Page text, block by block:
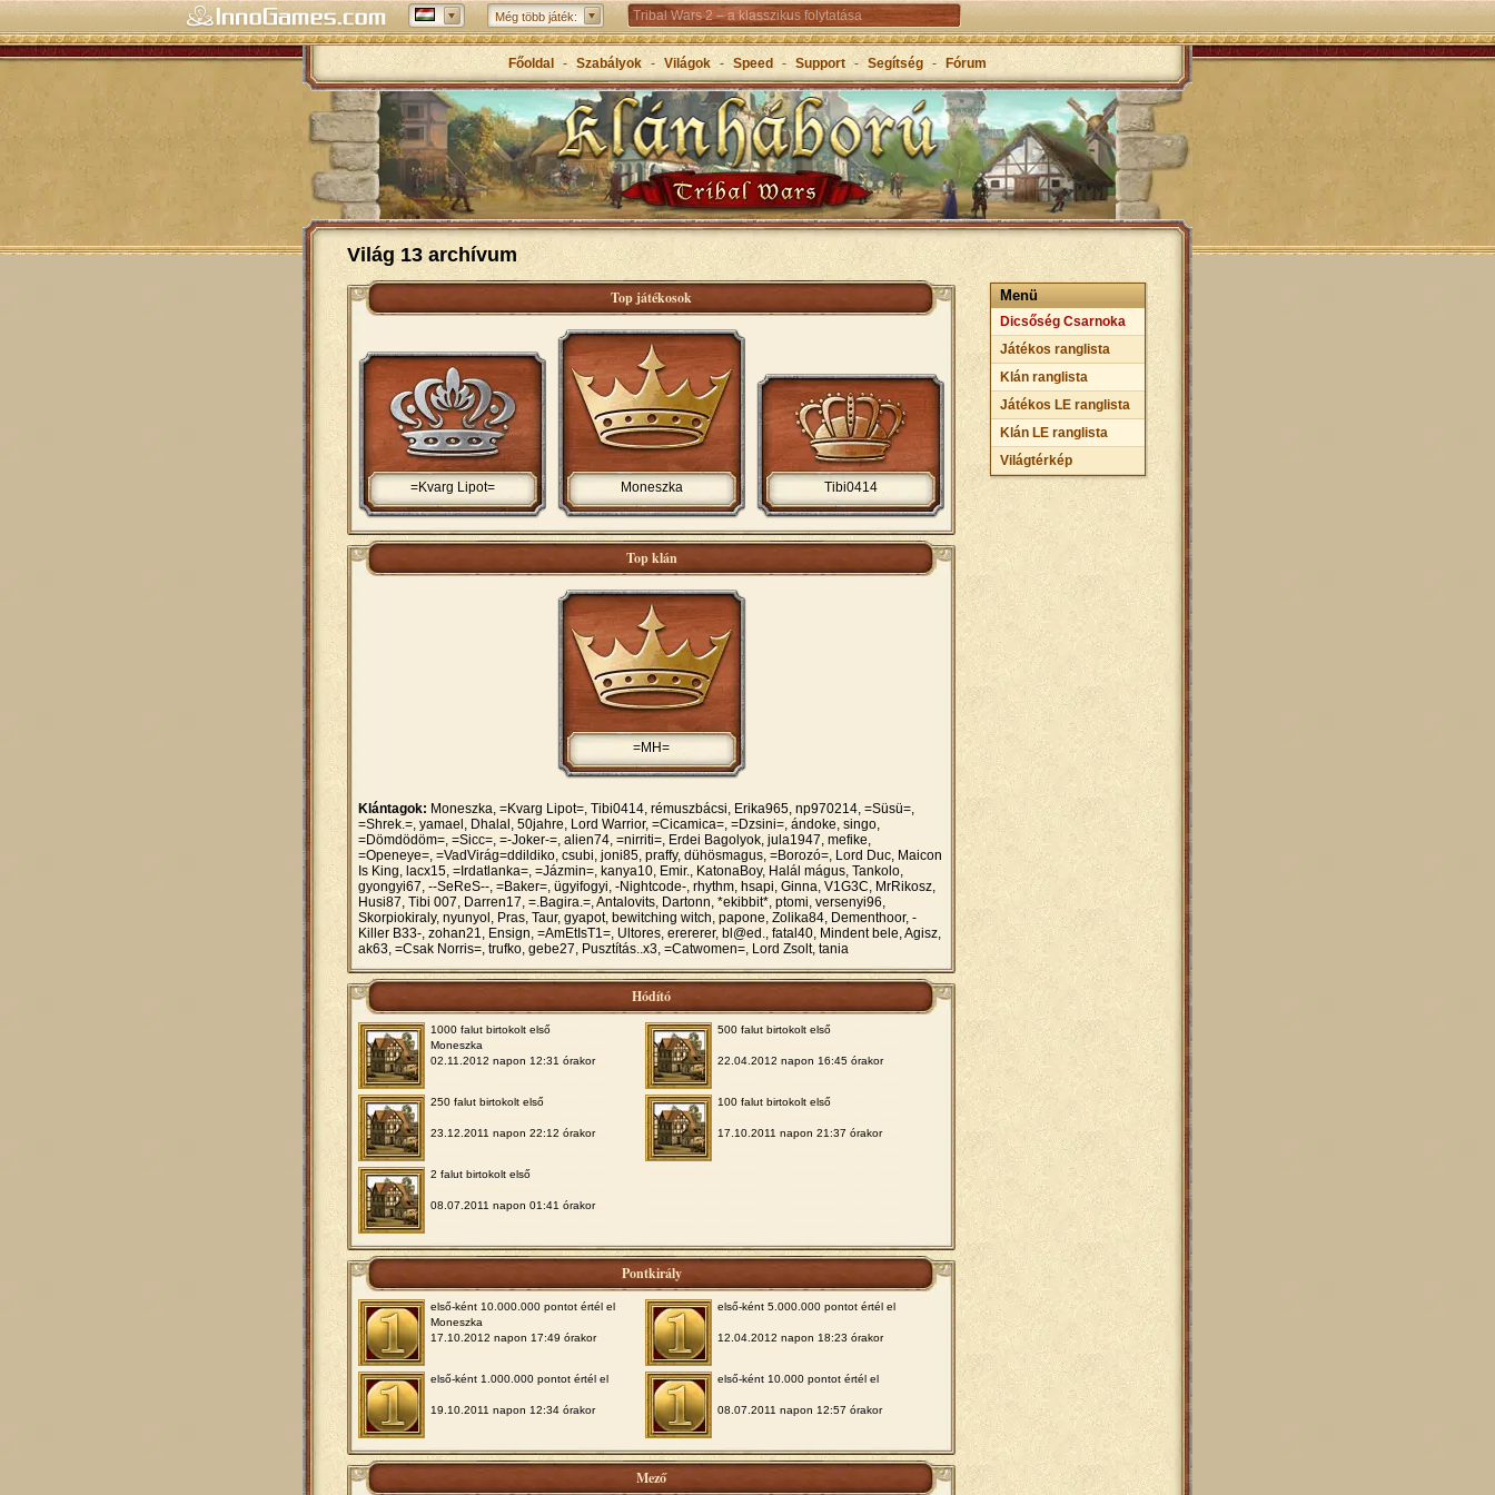
Még több játék: Tribal Wars 2 – a klasszikus folytatása
Forge of Empires – Korokon átívelő stratégiai játék
Grepolis – Építs birodalmat az ókori Görögországban
Főoldal - Szabályok - Világok - Speed - Support - Segítség - Fórum
Világ 13 archívum
Menü
Dicsőség Csarnoka
Játékos ranglista
Klán ranglista
Játékos LE ranglista
Klán LE ranglista
Világtérkép
Top játékosok
Moneszka
=Kvarg Lipot= Tibi0414
Top klán
=MH=
Klántagok: Moneszka, =Kvarg Lipot=, Tibi0414, rémuszbácsi, Erika965, np970214, =Süsü=,
=Shrek.=, yamael, Dhalal, 50jahre, Lord Warrior, =Cicamica=, =Dzsini=, ándoke, singo,
=Dömdödöm=, =Sicc=, =-Joker-=, alien74, =nirriti=, Erdei Bagolyok, jula1947, mefike,
=Openeye=, =VadVirág=ddildiko, csubi, joni85, praffy, dühösmagus, =Borozó=, Lord Duc, Maicon
Is King, lacx15, =Irdatlanka=, =Jázmin=, kanya10, Emir., KatonaBoy, Halál mágus, Tankolo,
gyongyi67, --SeReS--, =Baker=, ügyifogyi, -Nightcode-, rhythm, hsapi, Ginna, V1G3C, MrRikosz,
Husi87, Tibi 007, Darren17, =.Bagira.=, Antalovits, Dartonn, *ekibbit*, ptomi, versenyi96,
Skorpiokiraly, nyunyol, Pras, Taur, gyapot, bewitching witch, papone, Zolika84, Dementhoor, -
Killer B33-, zohan21, Ensign, =AmEtIsT1=, Ultores, erererer, bl@ed., fatal40, Mindent bele, Agisz,
ak63, =Csak Norris=, trufko, gebe27, Pusztítás..x3, =Catwomen=, Lord Zsolt, tania
Hódító
1000 falut birtokolt első
Moneszka
02.11.2012 napon 12:31 órakor
500 falut birtokolt első
22.04.2012 napon 16:45 órakor
250 falut birtokolt első
23.12.2011 napon 22:12 órakor
100 falut birtokolt első
17.10.2011 napon 21:37 órakor
2 falut birtokolt első
08.07.2011 napon 01:41 órakor
Pontkirály
első-ként 10.000.000 pontot értél el
Moneszka
17.10.2012 napon 17:49 órakor
első-ként 5.000.000 pontot értél el
12.04.2012 napon 18:23 órakor
első-ként 1.000.000 pontot értél el
19.10.2011 napon 12:34 órakor
első-ként 10.000 pontot értél el
08.07.2011 napon 12:57 órakor
Mező